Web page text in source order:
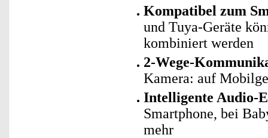
Kompatibel zum
und Tuya-Geräte
kombiniert werden
2-Wege-
Kamera: auf
Intelligente Audio-
Smartphone, bei
mehr